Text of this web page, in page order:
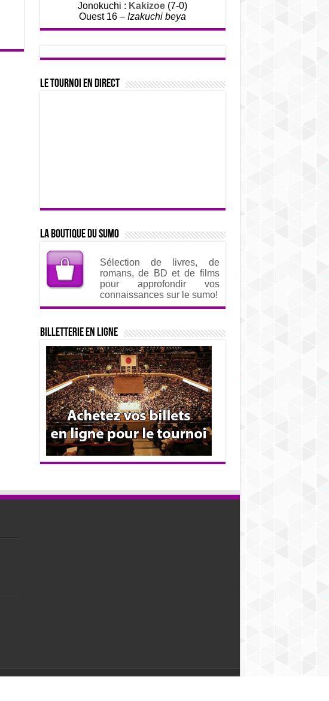
Jonokuchi : Kakizoe (7-0)
Ouest 16 – Izakuchi beya
Le tournoi en direct
La boutique du sumo
Sélection de livres, de
romans, de BD et de films
pour approfondir vos
connaissances sur le sumo!
Billetterie en ligne